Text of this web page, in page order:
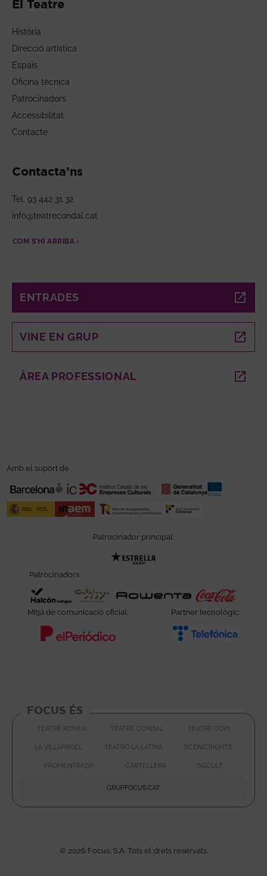
El Teatre
Història
Direcció artística
Espais
Oficina tècnica
Patrocinadors
Accessibilitat
Contacte
Contacta’ns
Tel. 93 442 31 32
info@teatrecondal.cat
COM S’HI ARRIBA
ENTRADES
VINE EN GRUP
ÀREA PROFESSIONAL ABRE EN NUEVA VENTANA
Amb el suport de
Patrocinador principal:
Patrocinadors:
Abre en nueva ventana
Abre en nueva ventana
Mitjà de comunicació oficial:
Abre en nueva ventana
Partner tecnològic:
FOCUS ÉS
TEATRE ROMEA
ABRE EN NUEVA VENTANA
TEATRE CONDAL TEATRE GOYA
ABRE
LA VILLARROEL
ABRE EN NUEVA VENTANA
TEATRO LA LATINA
ABRE EN NUEVA
SCENICRIGHTS
PROMENTRADA
ABRE EN NUEVA VENTANA
CARTELLERA
ABRE EN NUEVA
SGCULT
GRUPFOCUS.CAT
© 2026 Focus, S.A. Tots el drets reservats.